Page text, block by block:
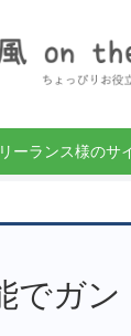
ーランス様のサ
でガン